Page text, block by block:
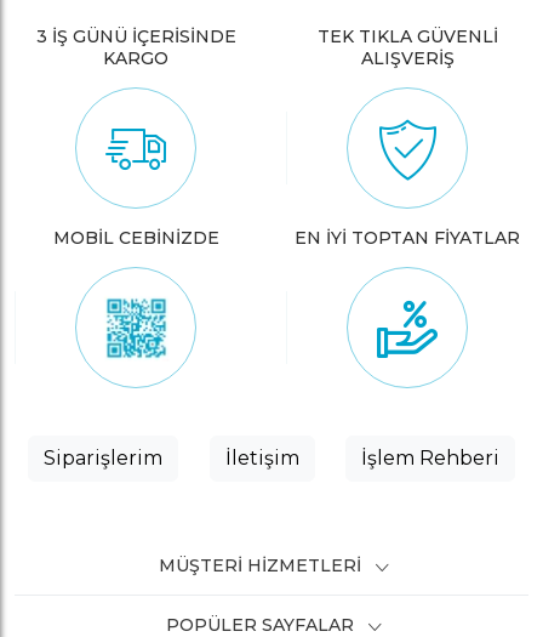
3 İŞ GÜNÜ İÇERİSİNDE
KARGO
TEK TIKLA GÜVENLİ
ALIŞVERİŞ
MOBİL CEBİNİZDE EN İYİ TOPTAN FİYATLAR
Siparişlerim İletişim İşlem Rehberi
MÜŞTERI HIZMETLERI
POPÜLER SAYFALAR